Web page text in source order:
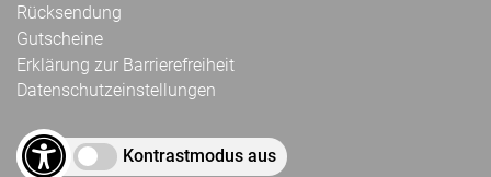
Rücksendung
Gutscheine
Erklärung zur Barrierefreiheit
Datenschutzeinstellungen
Kontrastmodus aus